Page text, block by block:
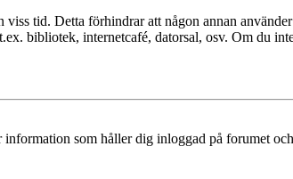
tid. Detta förhindrar att någon annan
bibliotek, internetcafé, datorsal, osv. Om du
som håller dig inloggad på forumet